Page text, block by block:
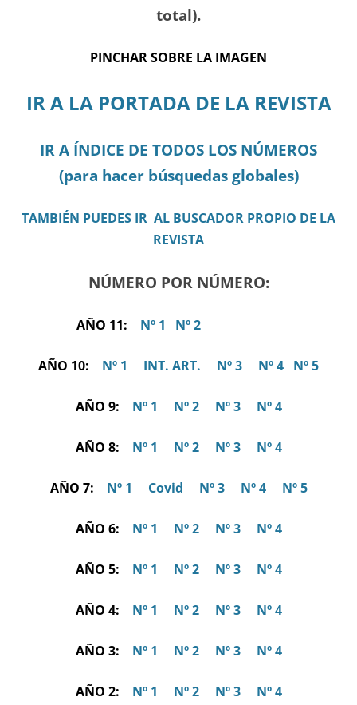
total).
PINCHAR SOBRE LA IMAGEN
IR A LA PORTADA DE LA REVISTA
IR A ÍNDICE DE TODOS LOS NÚMEROS
(para hacer búsquedas globales)
TAMBIÉN PUEDES IR AL BUSCADOR PROPIO DE LA
REVISTA
NÚMERO POR NÚMERO:
AÑO 11: Nº 1 Nº 2
AÑO 10: Nº 1 INT. ART. Nº 3 Nº 4 Nº 5
AÑO 9: Nº 1 Nº 2 Nº 3 Nº 4
AÑO 8: Nº 1 Nº 2 Nº 3 Nº 4
AÑO 7: Nº 1 Covid Nº 3 Nº 4 Nº 5
AÑO 6: Nº 1 Nº 2 Nº 3 Nº 4
AÑO 5: Nº 1 Nº 2 Nº 3 Nº 4
AÑO 4: Nº 1 Nº 2 Nº 3 Nº 4
AÑO 3: Nº 1 Nº 2 Nº 3 Nº 4
AÑO 2: Nº 1 Nº 2 Nº 3 Nº 4